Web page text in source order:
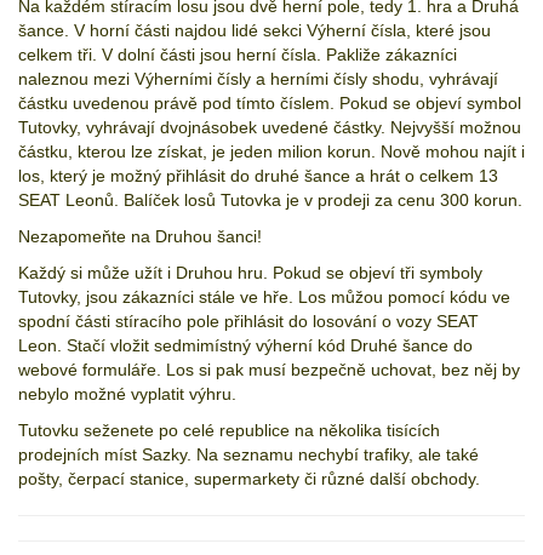
Na každém stíracím losu jsou dvě herní pole, tedy 1. hra a Druhá
šance. V horní části najdou lidé sekci Výherní čísla, které jsou
celkem tři. V dolní části jsou herní čísla. Pakliže zákazníci
naleznou mezi Výherními čísly a herními čísly shodu, vyhrávají
částku uvedenou právě pod tímto číslem. Pokud se objeví symbol
Tutovky, vyhrávají dvojnásobek uvedené částky. Nejvyšší možnou
částku, kterou lze získat, je jeden milion korun. Nově mohou najít i
los, který je možný přihlásit do druhé šance a hrát o celkem 13
SEAT Leonů. Balíček losů Tutovka je v prodeji za cenu 300 korun.
Nezapomeňte na Druhou šanci!
Každý si může užít i Druhou hru. Pokud se objeví tři symboly
Tutovky, jsou zákazníci stále ve hře. Los můžou pomocí kódu ve
spodní části stíracího pole přihlásit do losování o vozy SEAT
Leon. Stačí vložit sedmimístný výherní kód Druhé šance do
webové formuláře . Los si pak musí bezpečně uchovat, bez něj by
nebylo možné vyplatit výhru.
Tutovku seženete po celé republice na několika tisících
prodejních míst Sazky. Na seznamu nechybí trafiky, ale také
pošty, čerpací stanice, supermarkety či různé další obchody.